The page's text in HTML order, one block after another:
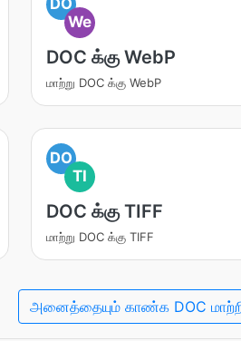
We
DOC க்கு WebP
மாற்று DOC க்கு WebP
DO
TI
DOC க்கு TIFF
மாற்று DOC க்கு TIFF
அனைத்தையும் காண்க DOC